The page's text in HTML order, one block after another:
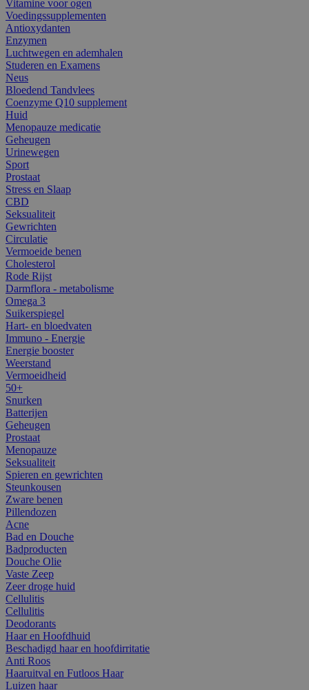
Vitamine voor ogen
Voedingssupplementen
Antioxydanten
Enzymen
Luchtwegen en ademhalen
Studeren en Examens
Neus
Bloedend Tandvlees
Coenzyme Q10 supplement
Huid
Menopauze medicatie
Geheugen
Urinewegen
Sport
Prostaat
Stress en Slaap
CBD
Seksualiteit
Gewrichten
Circulatie
Vermoeide benen
Cholesterol
Rode Rijst
Darmflora - metabolisme
Omega 3
Suikerspiegel
Hart- en bloedvaten
Immuno - Energie
Energie booster
Weerstand
Vermoeidheid
50+
Snurken
Batterijen
Geheugen
Prostaat
Menopauze
Seksualiteit
Spieren en gewrichten
Steunkousen
Zware benen
Pillendozen
Acne
Bad en Douche
Badproducten
Douche Olie
Vaste Zeep
Zeer droge huid
Cellulitis
Cellulitis
Deodorants
Haar en Hoofdhuid
Beschadigd haar en hoofdirritatie
Anti Roos
Haaruitval en Futloos Haar
Luizen haar